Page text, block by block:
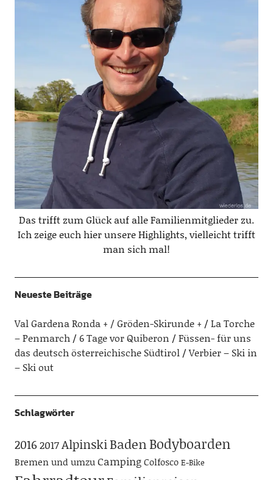
Das trifft zum Glück auf alle Familienmitglieder zu.
Ich zeige euch hier unsere Highlights, vielleicht trifft
man sich mal!
Neueste Beiträge
Val Gardena Ronda + / Gröden-Skirunde +
La Torche
– Penmarch
6 Tage vor Quiberon
Füssen- für uns
das deutsch österreichische Südtirol
Verbier – Ski in
– Ski out
Schlagwörter
2016 2017AlpinskiBaden Bodyboarden
Bremen und umzuCampingColfosco E-Bike